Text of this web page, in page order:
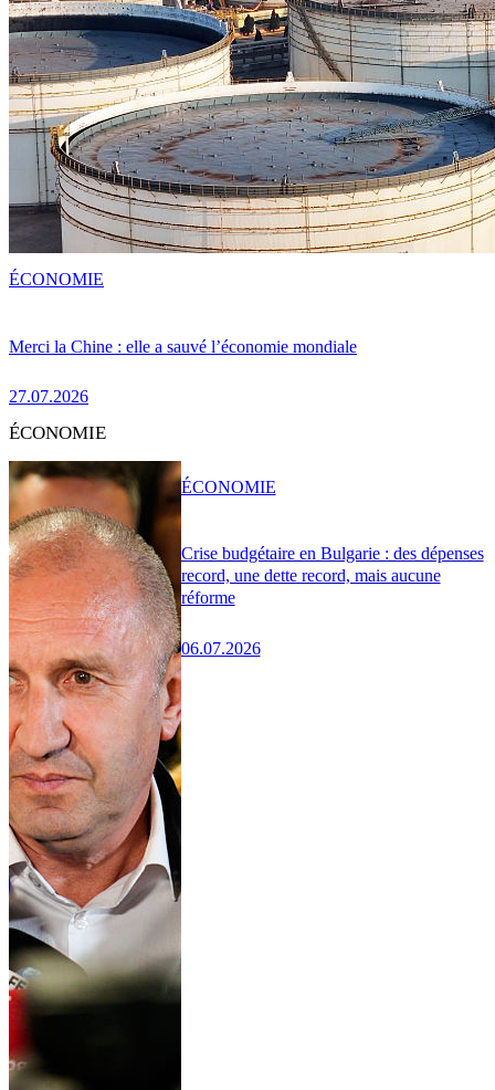
Merci la Chine : elle a sauvé l’économie mondiale
27.07.2026
ÉCONOMIE
ÉCONOMIE
Crise budgétaire en Bulgarie : des dépenses
record, une dette record, mais aucune
réforme
06.07.2026
ÉCONOMIE